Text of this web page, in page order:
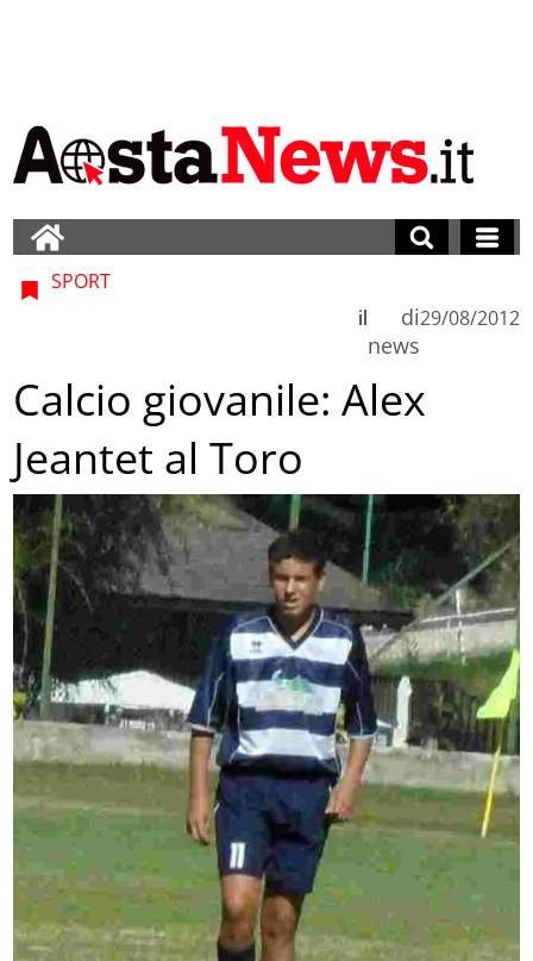
SPORT
di
news
il 29/08/2012
Calcio giovanile: Alex
Jeantet al Toro